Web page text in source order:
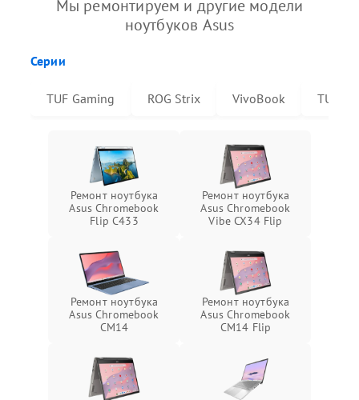
Мы ремонтируем и другие модели
ноутбуков Asus
Серии
TUF Gaming ROG Strix VivoBook TUF
Ремонт ноутбука
Asus Chromebook
Flip C433
Ремонт ноутбука
Asus Chromebook
Vibe CX34 Flip
Ремонт ноутбука
Asus Chromebook
CM14
Ремонт ноутбука
Asus Chromebook
CM14 Flip